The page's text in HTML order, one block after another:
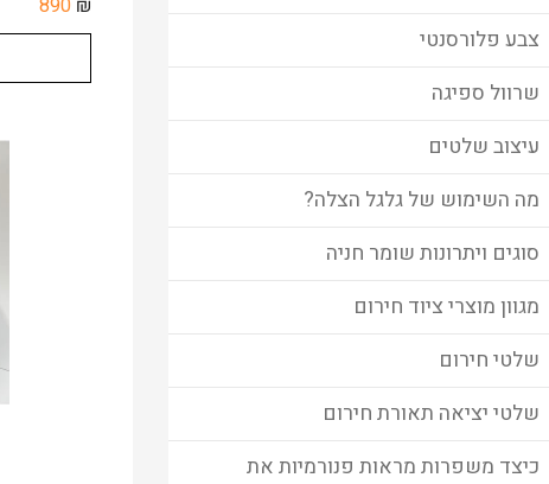
צבע פלורסנטי
שרוול ספיגה
עיצוב שלטים
מה השימוש של גלגל הצלה?
סוגים ויתרונות שומר חניה
מגוון מוצרי ציוד חירום
שלטי חירום
שלטי יציאה תאורת חירום
כיצד משפרות מראות פנורמיות את
₪
890